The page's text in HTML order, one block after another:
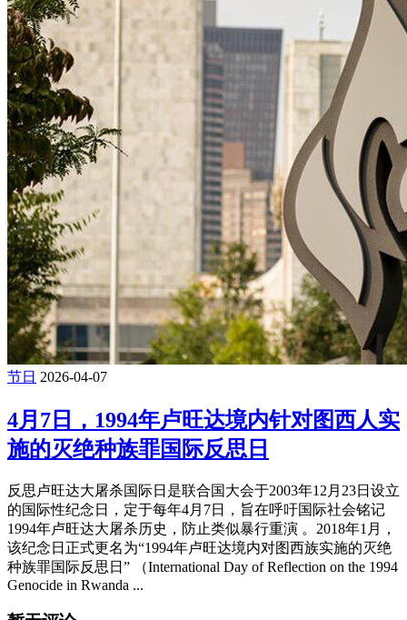
节日 2026-04-07
4月7日，1994年卢旺达境内针对图西人实
施的灭绝种族罪国际反思日
反思卢旺达大屠杀国际日是联合国大会于2003年12月23日设立
的国际性纪念日，定于每年4月7日，旨在呼吁国际社会铭记
1994年卢旺达大屠杀历史，防止类似暴行重演 。2018年1月，
该纪念日正式更名为“1994年卢旺达境内对图西族实施的灭绝
种族罪国际反思日” （International Day of Reflection on the 1994
Genocide in Rwanda ...